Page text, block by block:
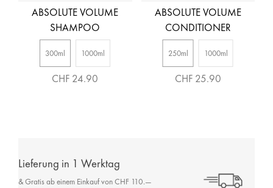
ABSOLUTE VOLUME
SHAMPOO
300ml 1000ml
CHF 24.90
ABSOLUTE VOLUME
CONDITIONER
250ml 1000ml
CHF 25.90
Lieferung in 1 Werktag
& Gratis ab einem Einkauf von CHF 110.—